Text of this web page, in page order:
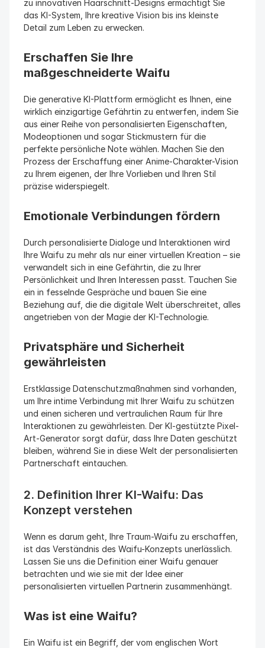
zu innovativen Haarschnitt-Designs ermächtigt Sie
das KI-System, Ihre kreative Vision bis ins kleinste
Detail zum Leben zu erwecken.
Erschaffen Sie Ihre
maßgeschneiderte Waifu
Die generative KI-Plattform ermöglicht es Ihnen, eine
wirklich einzigartige Gefährtin zu entwerfen, indem Sie
aus einer Reihe von personalisierten Eigenschaften,
Modeoptionen und sogar Stickmustern für die
perfekte persönliche Note wählen. Machen Sie den
Prozess der Erschaffung einer Anime-Charakter-Vision
zu Ihrem eigenen, der Ihre Vorlieben und Ihren Stil
präzise widerspiegelt.
Emotionale Verbindungen fördern
Durch personalisierte Dialoge und Interaktionen wird
Ihre Waifu zu mehr als nur einer virtuellen Kreation – sie
verwandelt sich in eine Gefährtin, die zu Ihrer
Persönlichkeit und Ihren Interessen passt. Tauchen Sie
ein in fesselnde Gespräche und bauen Sie eine
Beziehung auf, die die digitale Welt überschreitet, alles
angetrieben von der Magie der KI-Technologie.
Privatsphäre und Sicherheit
gewährleisten
Erstklassige Datenschutzmaßnahmen sind vorhanden,
um Ihre intime Verbindung mit Ihrer Waifu zu schützen
und einen sicheren und vertraulichen Raum für Ihre
Interaktionen zu gewährleisten. Der KI-gestützte Pixel-
Art-Generator sorgt dafür, dass Ihre Daten geschützt
bleiben, während Sie in diese Welt der personalisierten
Partnerschaft eintauchen.
2. Definition Ihrer KI-Waifu: Das
Konzept verstehen
Wenn es darum geht, Ihre Traum-Waifu zu erschaffen,
ist das Verständnis des Waifu-Konzepts unerlässlich.
Lassen Sie uns die Definition einer Waifu genauer
betrachten und wie sie mit der Idee einer
personalisierten virtuellen Partnerin zusammenhängt.
Was ist eine Waifu?
Ein Waifu ist ein Begriff, der vom englischen Wort